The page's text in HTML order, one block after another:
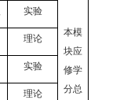
本模
块应
修学
分总
实验
理论
实验
理论